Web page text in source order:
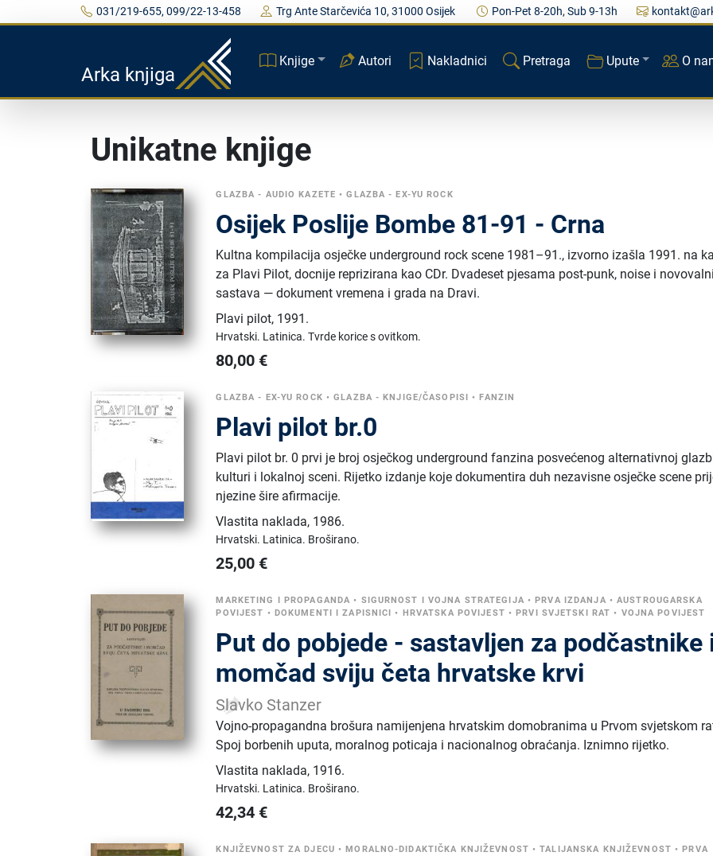
031/219-655, 099/22-13-458 Trg Ante Starčevića 10, 31000 Osijek Pon-Pet 8-20h, Sub 9-13h
Arka knjiga
Knjige Autori Nakladnici Pretraga Upute O
Unikatne knjige
GLAZBA - AUDIO KAZETE •GLAZBA - EX-YU ROCK
Osijek Poslije Bombe 81-91 - Crna
Kultna kompilacija osječke underground rock scene 1981–91., izvorno izašla 1991. na
za Plavi Pilot, docnije reprizirana kao CDr. Dvadeset pjesama post-punk, noise i
sastava — dokument vremena i grada na Dravi.
Plavi pilot, 1991.
Hrvatski. Latinica.Tvrde korice s ovitkom.
80,00 €
GLAZBA - EX-YU ROCK •GLAZBA - KNJIGE/ČASOPISI •FANZIN
Plavi pilot br.0
Plavi pilot br. 0 prvi je broj osječkog underground fanzina posvećenog alternativnoj
kulturi i lokalnoj sceni. Rijetko izdanje koje dokumentira duh nezavisne osječke scene
njezine šire afirmacije.
Vlastita naklada, 1986.
Hrvatski. Latinica. Broširano.
25,00 €
MARKETING I PROPAGANDA • SIGURNOST I VOJNA STRATEGIJA •PRVA IZDANJA •AUSTROUGARSKA
POVIJEST • DOKUMENTI I ZAPISNICI • HRVATSKA POVIJEST •PRVI SVJETSKI RAT • VOJNA POVIJEST
Put do pobjede - sastavljen za podčastnike
momčad sviju četa hrvatske krvi
Slavko Stanzer
Vojno-propagandna brošura namijenjena hrvatskim domobranima u Prvom svjetskom
Spoj borbenih uputa, moralnog poticaja i nacionalnog obraćanja. Iznimno rijetko.
Vlastita naklada, 1916.
Hrvatski. Latinica. Broširano.
42,34 €
KNJIŽEVNOST ZA DJECU •MORALNO-DIDAKTIČKA KNJIŽEVNOST •TALIJANSKA KNJIŽEVNOST •PRVA